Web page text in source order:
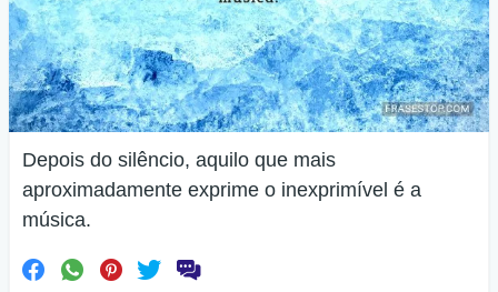
Depois do silêncio, aquilo que mais
aproximadamente exprime o inexprimível é a
música.